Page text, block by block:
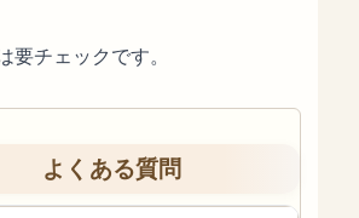
要チェックです。
よくある質問